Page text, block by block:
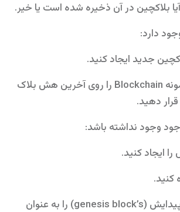
۳-۲ - نوک (tip) نمونه Blockchain را روی آخرین هش بلاک
۴-۳ - هش بلوک پیدایش (genesis block’s) را به عنوان